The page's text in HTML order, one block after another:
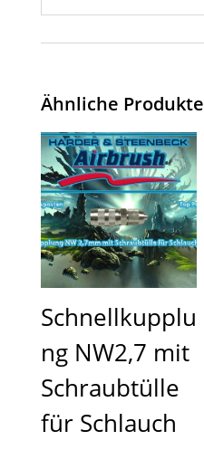
Ähnliche Produkte
Schnellkupplu
ng NW2,7 mit
Schraubtülle
für Schlauch